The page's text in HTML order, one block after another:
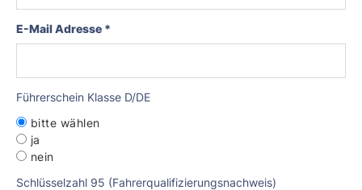
E-Mail Adresse *
Führerschein Klasse D/DE
bitte wählen
ja
nein
Schlüsselzahl 95 (Fahrerqualifizierungsnachweis)